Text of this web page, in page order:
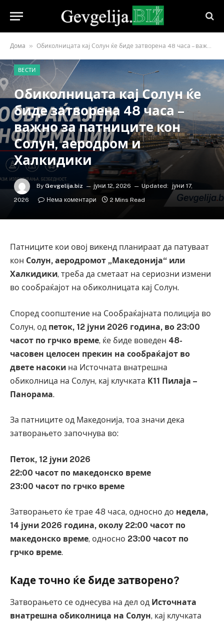
Дома » Обиколницата кај Солун ќе биде затворена 48 часа – важно за патниците кон Солун, аеродром и Халкидики
ВЕСТИ
Обиколницата кај Солун ќе
биде затворена 48 часа –
важно за патниците кон
Солун, аеродром и
Халкидики
By Gevgelija.biz јуни 12, 2026 Updated:
јуни 17,
2026
Нема коментари 2 Mins Read
Патниците кои овој викенд планираат да патуваат
кон Солун, аеродромот „Македонија“ или
Халкидики, треба да сметаат на сериозни измени
во сообраќајот на обиколницата кај Солун.
Според соопштение на Сообраќајната полиција во
Солун, од петок, 12 јуни 2026 година, во 23:00
часот по грчко време, ќе биде воведен 48-
часовен целосен прекин на сообраќајот во
двете насоки на Источната внатрешна
обиколница на Солун, кај клучката К11 Пилаја –
Панорама.
За патниците од Македонија, тоа значи дека
затворањето започнува во:
Петок, 12 јуни 2026
22:00 часот по македонско време
23:00 часот по грчко време
Затворањето ќе трае 48 часа, односно до недела,
14 јуни 2026 година, околу 22:00 часот по
македонско време, односно 23:00 часот по
грчко време.
Каде точно ќе биде затворено?
Затворањето се однесува на дел од Источната
внатрешна обиколница на Солун, кај клучката